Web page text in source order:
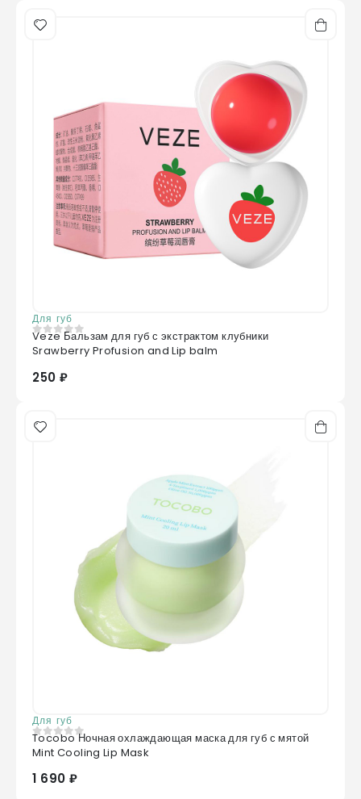
Для губ
0 из 5
Veze Бальзам для губ с экстрактом клубники
Srawberry Profusion and Lip balm
250 ₽
Для губ
0 из 5
Tocobo Ночная охлаждающая маска для губ с мятой
Mint Cooling Lip Mask
1 690 ₽